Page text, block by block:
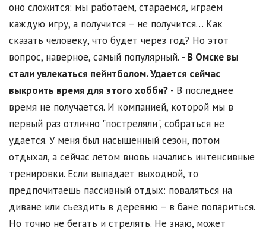
оно сложится: мы работаем, стараемся, играем
каждую игру, а получится – не получится… Как
сказать человеку, что будет через год? Но этот
вопрос, наверное, самый популярный. - В Омске вы
стали увлекаться пейнтболом. Удается сейчас
выкроить время для этого хобби? - В последнее
время не получается. И компанией, которой мы в
первый раз отлично "постреляли", собраться не
удается. У меня был насыщенный сезон, потом
отдыхал, а сейчас летом вновь начались интенсивные
тренировки. Если выпадает выходной, то
предпочитаешь пассивный отдых: поваляться на
диване или съездить в деревню – в бане попариться.
Но точно не бегать и стрелять. Не знаю, может